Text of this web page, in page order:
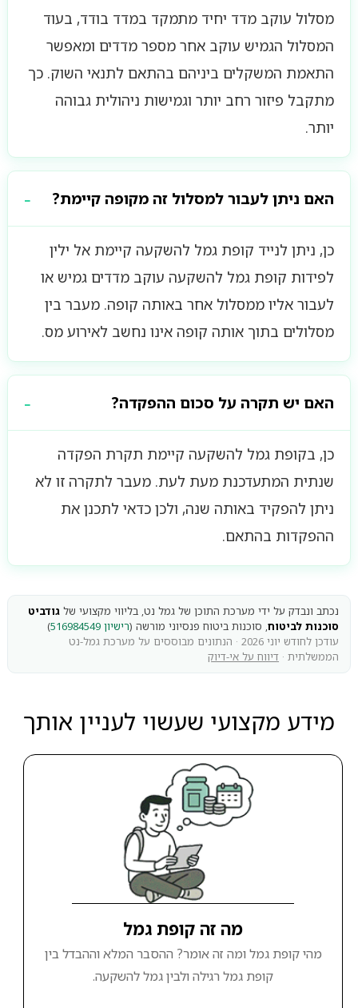
מסלול עוקב מדד יחיד מתמקד במדד בודד, בעוד
המסלול הגמיש עוקב אחר מספר מדדים ומאפשר
התאמת המשקלים ביניהם בהתאם לתנאי השוק. כך
מתקבל פיזור רחב יותר וגמישות ניהולית גבוהה
יותר.
האם ניתן לעבור למסלול זה מקופה קיימת?
כן, ניתן לנייד קופת גמל להשקעה קיימת אל ילין
לפידות קופת גמל להשקעה עוקב מדדים גמיש או
לעבור אליו ממסלול אחר באותה קופה. מעבר בין
מסלולים בתוך אותה קופה אינו נחשב לאירוע מס.
האם יש תקרה על סכום ההפקדה?
כן, בקופת גמל להשקעה קיימת תקרת הפקדה
שנתית המתעדכנת מעת לעת. מעבר לתקרה זו לא
ניתן להפקיד באותה שנה, ולכן כדאי לתכנן את
ההפקדות בהתאם.
נכתב ונבדק על ידי מערכת התוכן של גמל נט, בליווי מקצועי של גודביט
סוכנות לביטוח, סוכנות ביטוח פנסיוני מורשה (רישיון 516984549
)
עודכן לחודש יוני 2026 · הנתונים מבוססים על מערכת גמל-נט
הממשלתית · דיווח על אי-דיוק
מידע מקצועי שעשוי לעניין אותך
מה זה קופת גמל
מהי קופת גמל ומה זה אומר? ההסבר המלא וההבדל בין
קופת גמל רגילה ולבין גמל להשקעה.